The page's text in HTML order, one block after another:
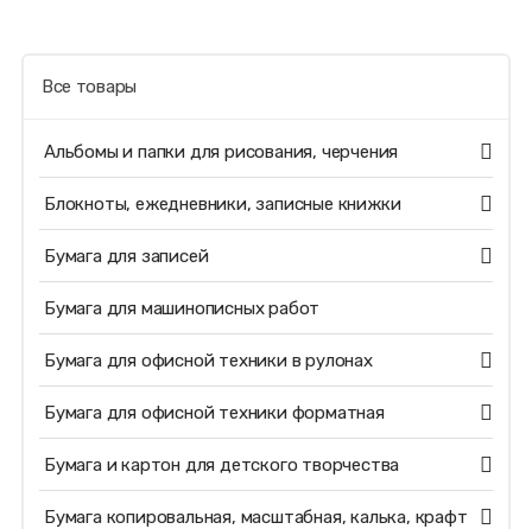
Все товары
Альбомы и папки для рисования, черчения
Блокноты, ежедневники, записные книжки
Бумага для записей
Бумага для машинописных работ
Бумага для офисной техники в рулонах
Бумага для офисной техники форматная
Бумага и картон для детского творчества
Бумага копировальная, масштабная, калька, крафт